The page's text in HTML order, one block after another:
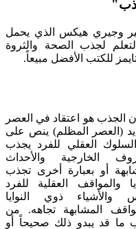
استير وجيري هيكس الذي يحمل
لجذب الصحة والثروة
للكتب الأفضل مبيعاً.
الجذب هو اعتقاد في العصر
(العصر المظلم) ينص على
العقلي للفرد يجذب
الخارجية والأحداث
أو بعبارة أخرى تجذب
والمواقف العقلية للفرد
والأشياء ذوي النوايا
المشابهة تجاهه. من
ما قد يبدو ذلك صحيحاً أو